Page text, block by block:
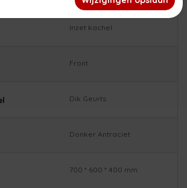
Inzet kachel
Front
Dik Geurts
Donker Antraciet
700 * 600 * 400 mm